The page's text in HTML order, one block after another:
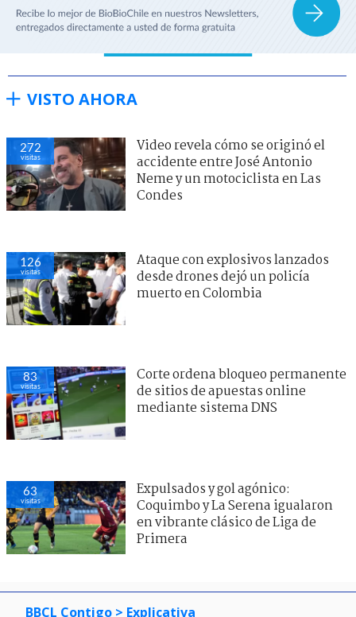
VISTO AHORA
272
visitas
Video revela cómo se originó el
accidente entre José Antonio
Neme y un motociclista en Las
Condes
126
visitas
Ataque con explosivos lanzados
desde drones dejó un policía
muerto en Colombia
83
visitas
Corte ordena bloqueo permanente
de sitios de apuestas online
mediante sistema DNS
63
visitas
Expulsados y gol agónico:
Coquimbo y La Serena igualaron
en vibrante clásico de Liga de
Primera
BBCL Contigo > Explicativa